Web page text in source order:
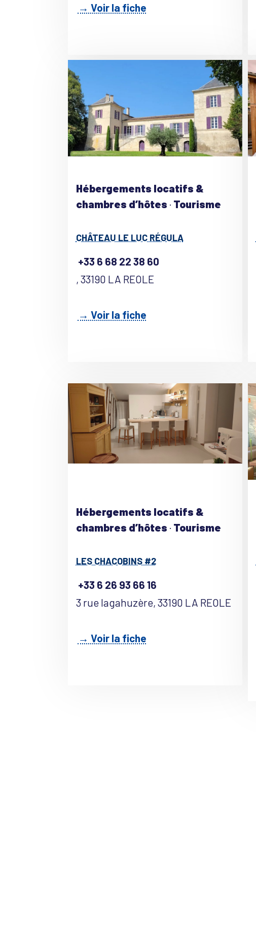
→ Voir la fiche
Hébergements locatifs &
chambres d’hôtes · Tourisme
CHÂTEAU LE LUC RÉGULA
+33 6 68 22 38 60
, 33190 LA REOLE
→ Voir la fiche
Hébergements locatifs &
chambres d’hôtes · Tourisme
LES CHACOBINS #2
+33 6 26 93 66 16
3 rue lagahuzère, 33190 LA REOLE
→ Voir la fiche